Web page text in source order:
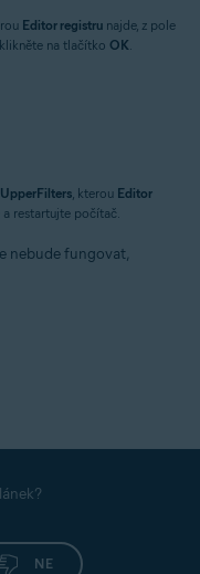
Editor registru najde, z pole
na tlačítko OK
UpperFilters, kterou Editor
a restartujte počítač.
nebude fungovat,
NE